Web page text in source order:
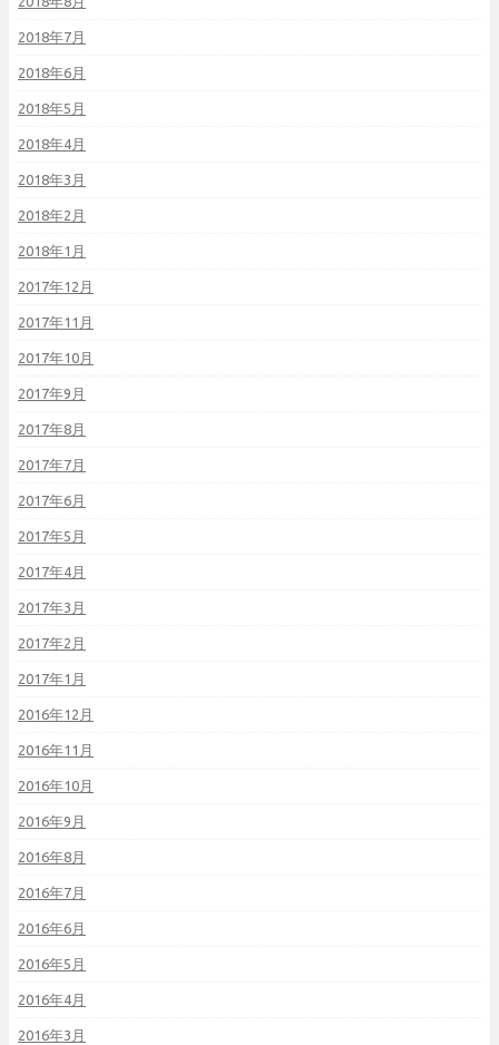
2018年7月
2018年6月
2018年5月
2018年4月
2018年3月
2018年2月
2018年1月
2017年12月
2017年11月
2017年10月
2017年9月
2017年8月
2017年7月
2017年6月
2017年5月
2017年4月
2017年3月
2017年2月
2017年1月
2016年12月
2016年11月
2016年10月
2016年9月
2016年8月
2016年7月
2016年6月
2016年5月
2016年4月
2016年3月